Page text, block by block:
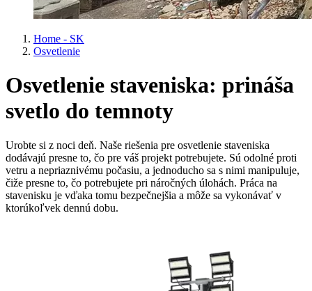
Home - SK
Osvetlenie
Osvetlenie staveniska: prináša
svetlo do temnoty
Urobte si z noci deň. Naše riešenia pre osvetlenie staveniska
dodávajú presne to, čo pre váš projekt potrebujete. Sú odolné proti
vetru a nepriaznivému počasiu, a jednoducho sa s nimi manipuluje,
čiže presne to, čo potrebujete pri náročných úlohách. Práca na
stavenisku je vďaka tomu bezpečnejšia a môže sa vykonávať v
ktorúkoľvek dennú dobu.